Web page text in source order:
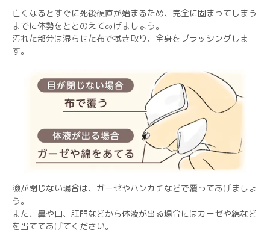
亡くなるとすぐに死後硬直が始まるため、完全に固まってしまう
までに体勢をととのえてあげましょう。
汚れた部分は湿らせた布で拭き取り、全身をブラッシングしま
す。
瞼が閉じない場合は、ガーゼやハンカチなどで覆ってあげましょ
う。
また、鼻や口、肛門などから体液が出る場合にはカーゼや綿など
を当ててあげてください。